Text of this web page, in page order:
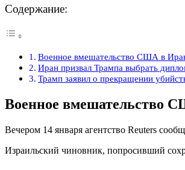
Содержание:
Военное вмешательство США в
Иран призвал Трампа выбрать
Трамп заявил о прекращении
Военное вмешательство
Вечером 14 января агентство Reuters
Израильский чиновник, попросивший